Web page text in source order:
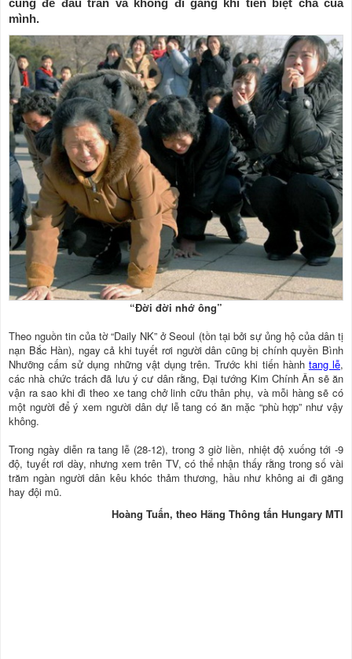
cũng để đầu trần và không đi găng khi tiễn biệt cha của
mình.
“Ðời đời nhớ ông”
Theo nguồn tin của tờ “Daily NK” ở Seoul (tồn tại bởi sự ủng hộ của dân tị
nạn Bắc Hàn), ngay cả khi tuyết rơi người dân cũng bị chính quyền Bình
Nhưỡng cấm sử dụng những vật dụng trên. Trước khi tiến hành tang lễ,
các nhà chức trách đã lưu ý cư dân rằng, Ðại tướng Kim Chính Ân sẽ ăn
vận ra sao khi đi theo xe tang chở linh cữu thân phụ, và mỗi hàng sẽ có
một người để ý xem người dân dự lễ tang có ăn mặc “phù hợp” như vậy
không.
Trong ngày diễn ra tang lễ (28-12), trong 3 giờ liền, nhiệt độ xuống tới -9
độ, tuyết rơi dày, nhưng xem trên TV, có thể nhận thấy rằng trong số vài
trăm ngàn người dân kêu khóc thảm thương, hầu như không ai đi găng
hay đội mũ.
Hoàng Tuấn, theo Hãng Thông tấn Hungary MTI